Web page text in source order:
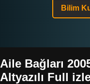
Bilim
Aile Bağları
Altyazılı Full